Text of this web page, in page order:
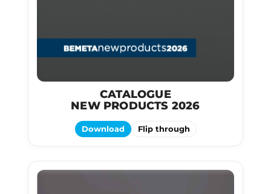
CATALOGUE
NEW PRODUCTS 2026
Download Flip through